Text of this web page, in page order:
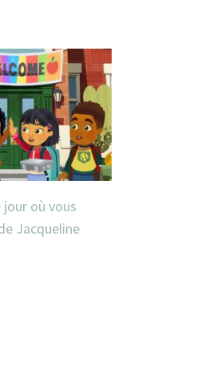
jour où vous
Jacqueline